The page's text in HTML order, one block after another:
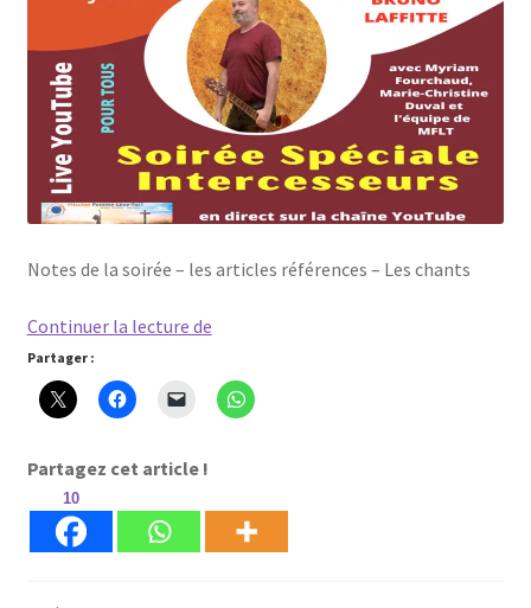
Notes de la soirée – les articles références – Les chants
Continuer la lecture deLive
du
21
Femme
Partager :
Partagez cet article !
10